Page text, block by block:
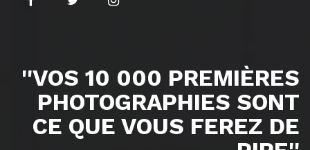
''VOS 10 000 PREMIÈRES
PHOTOGRAPHIES SONT
CE QUE VOUS FEREZ DE